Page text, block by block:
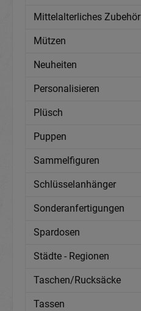
Mittelalterliches Zubehör
Mützen
Neuheiten
Personalisieren
Plüsch
Puppen
Sammelfiguren
Schlüsselanhänger
Sonderanfertigungen
Spardosen
Städte - Regionen
Taschen/Rucksäcke
Tassen